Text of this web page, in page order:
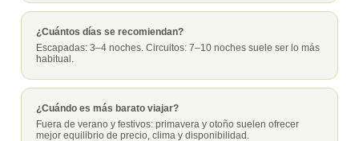
¿Cuántos días se recomiendan?
Escapadas: 3–4 noches. Circuitos: 7–10 noches suele ser lo más
habitual.
¿Cuándo es más barato viajar?
Fuera de verano y festivos: primavera y otoño suelen ofrecer
mejor equilibrio de precio, clima y disponibilidad.